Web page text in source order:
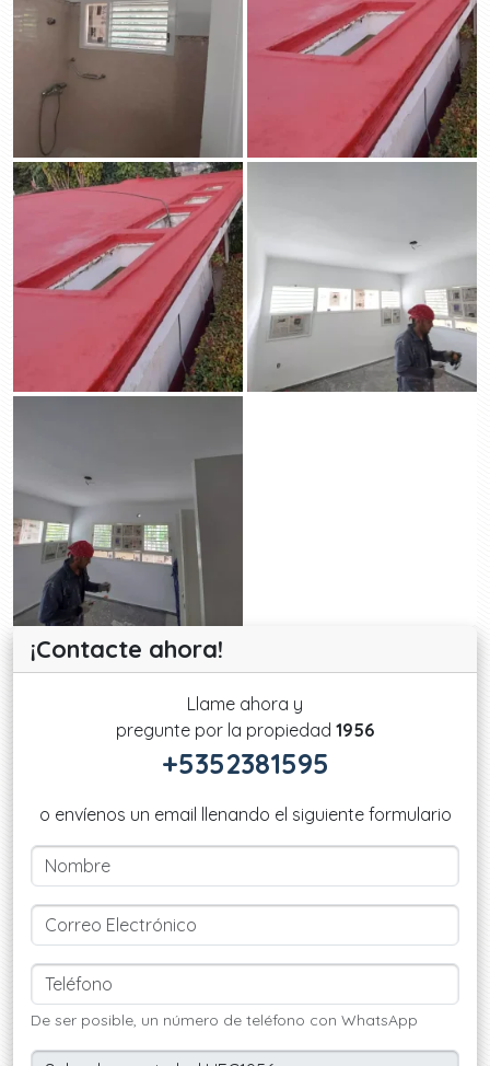
¡Contacte ahora!
Llame ahora y
pregunte por la propiedad 1956
+5352381595
o envíenos un email llenando el siguiente formulario
De ser posible, un número de teléfono con WhatsApp